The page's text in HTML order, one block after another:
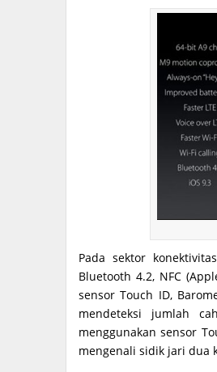
Pada sektor
Bluetooth 4.2, NFC
sensor Touch ID,
mendeteksi jumlah
menggunakan sensor
mengenali sidik jari dua